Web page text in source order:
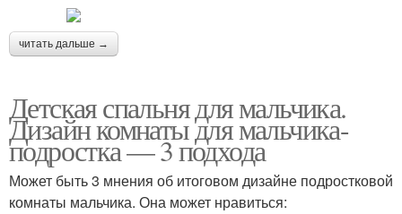
читать дальше →
Детская спальня для мальчика.
Дизайн комнаты для мальчика-
подростка — 3 подхода
Может быть 3 мнения об итоговом дизайне подростковой
комнаты мальчика. Она может нравиться: